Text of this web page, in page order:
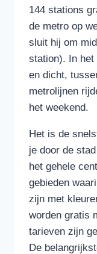
144 stations
de metro op
sluit hij om
station). In het
en dicht,
metrolijnen
het weekend.
Het is de
je door de
het gehele
gebieden
zijn met
worden gratis
tarieven zijn
De